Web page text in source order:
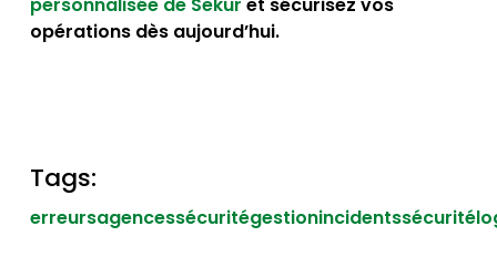
personnalisée de Sekur et sécurisez vos
opérations dès aujourd’hui.
Tags:
erreursagencessécuritégestionincidentssécurité